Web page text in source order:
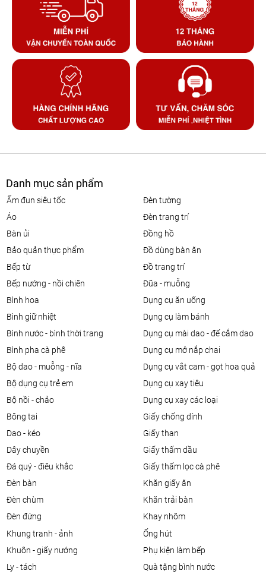
Danh mục sản phẩm
ấm đun siêu tốc
áo
bàn ủi
bảo quản thực phẩm
bếp từ
bếp nướng - nồi chiên
bình hoa
bình giữ nhiệt
bình nước - bình thời trang
bình pha cà phê
bộ dao - muỗng - nĩa
bộ dụng cụ trẻ em
bộ nồi - chảo
bông tai
dao - kéo
dây chuyền
đá quý - điêu khắc
đèn bàn
đèn chùm
đèn đứng
đèn tường
đèn trang trí
đồng hồ
đồ dùng bàn ăn
đồ trang trí
đũa - muỗng
dụng cụ ăn uống
dụng cụ làm bánh
dụng cụ mài dao - đế cắm dao
dụng cụ mở nắp chai
dụng cụ vắt cam - gọt hoa quả
dụng cụ xay tiêu
dụng cụ xay các loại
giấy chống dính
giấy than
giấy thấm dầu
giấy thấm lọc cà phê
khăn giấy ăn
khăn trải bàn
khay nhôm
khung tranh - ảnh
khuôn - giấy nướng
ly - tách
ống hút
phụ kiện làm bếp
quà tặng bình nước